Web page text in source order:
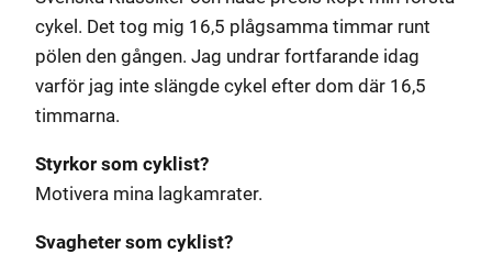
cykel. Det tog mig 16,5 plågsamma timmar runt
pölen den gången. Jag undrar fortfarande idag
varför jag inte slängde cykel efter dom där 16,5
timmarna.
Styrkor som cyklist?
Motivera mina lagkamrater.
Svagheter som cyklist?